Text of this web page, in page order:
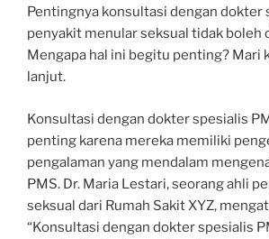
Pentingnya konsultasi dengan dokter
penyakit menular seksual tidak boleh
Mengapa hal ini begitu penting? Mari
lanjut.
Konsultasi dengan dokter spesialis
penting karena mereka memiliki
pengalaman yang mendalam
PMS. Dr. Maria Lestari, seorang ahli
seksual dari Rumah Sakit XYZ,
“Konsultasi dengan dokter spesialis